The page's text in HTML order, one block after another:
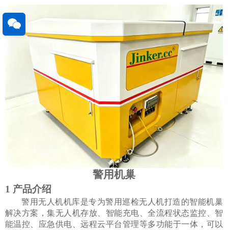
警用机巢
1 产品介绍
警用无人机机库是专为警用巡检无人机打造的智能机巢
解决方案，集无人机存放、智能充电、全流程状态监控、智
能温控、应急供电、远程云平台管理等多功能于一体，可以